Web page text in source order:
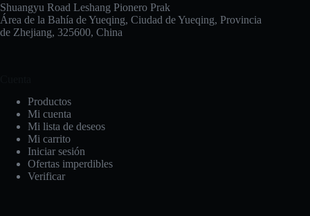
Shuangyu Road Leshang Pionero Prak
Área de la Bahía de Yueqing, Ciudad de Yueqing, Provincia
de Zhejiang, 325600, China
Productos
Mi cuenta
Mi lista de deseos
Mi carrito
Iniciar sesión
Ofertas imperdibles
Verificar